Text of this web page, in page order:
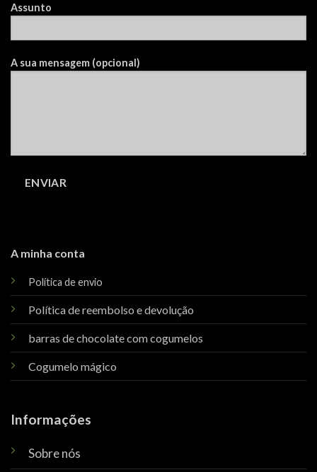
A minha conta
Política de envio
Política de reembolso e devolução
barras de chocolate com cogumelos
Cogumelo mágico
Informações
Sobre nós
Assunto
A sua mensagem (opcional)